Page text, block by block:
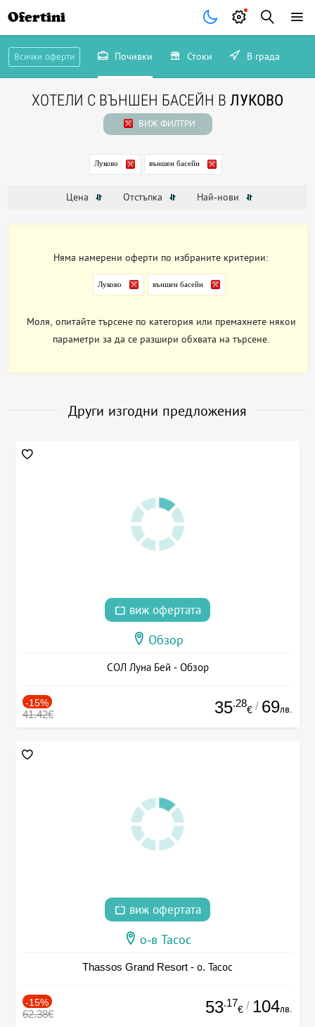
Ofertini
Всички оферти Почивки Стоки В града
ХОТЕЛИ С ВЪНШЕН БАСЕЙН В ЛУКОВО
ВИЖ ФИЛТРИ
Луково външен басейн
Цена Отстъпка Най-нови
Няма намерени оферти по избраните критерии:
Луково външен басейн
Моля, опитайте търсене по категория или премахнете някои
параметри за да се разшири обхвата на търсене.
Други изгодни предложения
виж офертата
Обзор
СОЛ Луна Бей - Обзор
-15%
41.42€ 35.28
€ / 69лв.
виж офертата
о-в Тасос
Thassos Grand Resort - о. Тасос
-15%
62.38€ 53.17
€ / 104лв.